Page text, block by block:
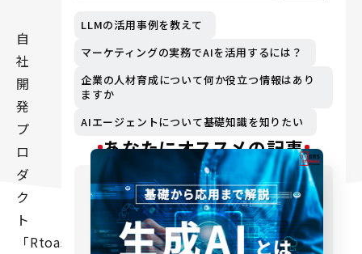
自
社
開
発
プ
ロ
ダ
ク
ト
「Rtoaster」
LLMの活用事例を教えて
マーケティングの実務でAIを活用するには？
企業の人材育成について何か役立つ情報はあり
ますか
AIエージェントについて基礎知識を知りたい
あなたにオススメの記事